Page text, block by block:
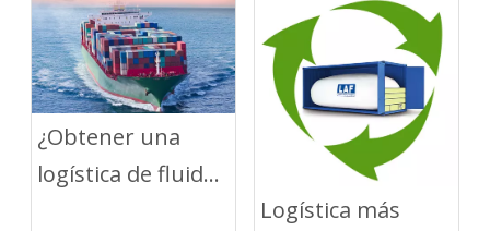
¿Obtener una
logística de fluidos
Logística más